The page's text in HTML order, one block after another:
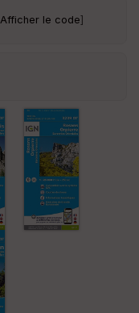
Afficher le code]